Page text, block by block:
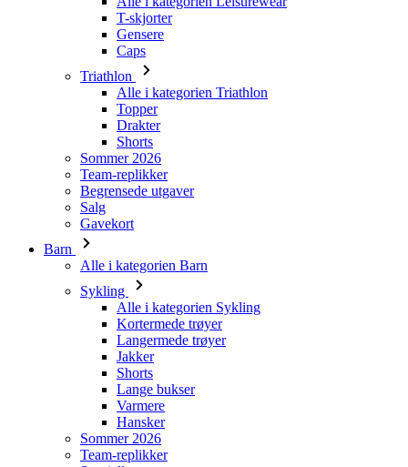
Alle i kategorien Triathlon
Topper
Drakter
Shorts
Sommer 2026
Team-replikker
Begrensede utgaver
Salg
Gavekort
Barn
Alle i kategorien Barn
Sykling
Alle i kategorien Sykling
Langermede trøyer
Jakker
Shorts
Lange bukser
Varmere
Hansker
Sommer 2026
Team-replikker
Spesielle utgaver
Salg
Gavekort
Custom design
Stories